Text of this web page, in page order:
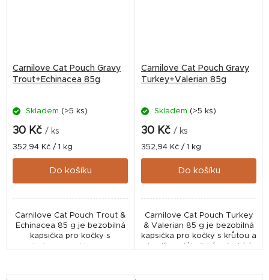
Carnilove Cat Pouch Gravy
Trout+Echinacea 85g
Skladem (>5 ks)
30 Kč / ks
Měrná
cena:
352,94 Kč / 1 kg
Do košíku
Carnilove Cat Pouch Trout &
Echinacea 85 g je bezobilná
kapsička pro kočky s
pstruhem a echinaceou.
Carnilove Cat Pouch Gravy
Turkey+Valerian 85g
Skladem (>5 ks)
30 Kč / ks
Měrná
cena:
352,94 Kč / 1 kg
Do košíku
Carnilove Cat Pouch Turkey
& Valerian 85 g je bezobilná
kapsička pro kočky s krůtou a
kozlíkem lékařským. Nabízí